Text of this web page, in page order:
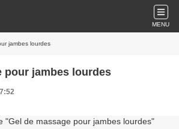
MENU
jambes lourdes
pour jambes lourdes